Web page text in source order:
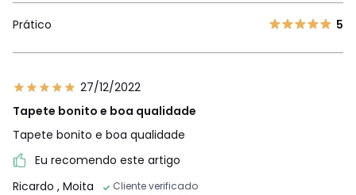
Prático 5
27/12/2022
Tapete bonito e boa qualidade
Tapete bonito e boa qualidade
Eu recomendo este artigo
Ricardo , Moita Cliente verificado